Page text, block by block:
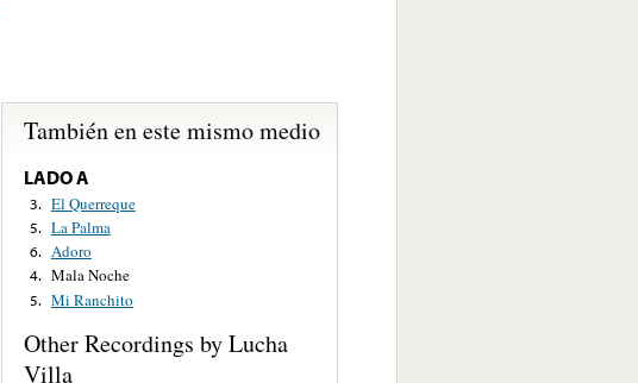
También en este mismo medio
LADO A
3. El Querreque
5. La Palma
6. Adoro
4. Mala Noche
5. Mi Ranchito
Other Recordings by Lucha
Villa